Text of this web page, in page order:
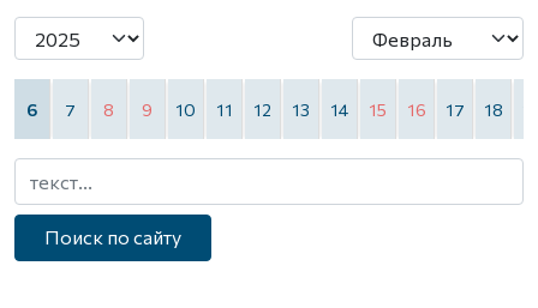
6 7 8 9 10 11 12 13 14 15 16 17 18
Поиск по сайту